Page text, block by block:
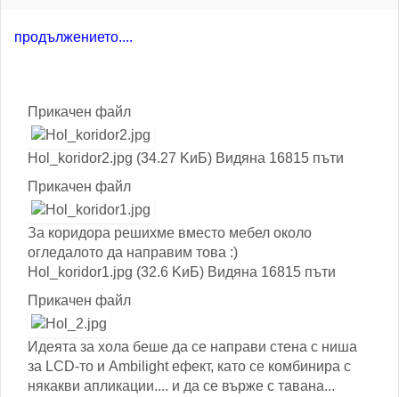
продължението....
Прикачен файл
Hol_koridor2.jpg (34.27 KиБ) Видяна 16815 пъти
Прикачен файл
За коридора решихме вместо мебел около
огледалото да направим това :)
Hol_koridor1.jpg (32.6 KиБ) Видяна 16815 пъти
Прикачен файл
Идеята за хола беше да се направи стена с ниша
за LCD-то и Ambilight ефект, като се комбинира с
някакви апликации.... и да се върже с тавана...